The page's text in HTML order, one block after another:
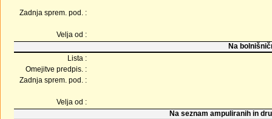
Zadnja sprem. pod. :
Velja od :
Na
Lista :
Omejitve predpis. :
Zadnja sprem. pod. :
Velja od :
Na seznam ampuliranih in